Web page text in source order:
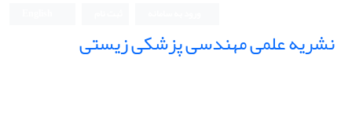
نشریه علمی مهندسی پزشکی زیستی